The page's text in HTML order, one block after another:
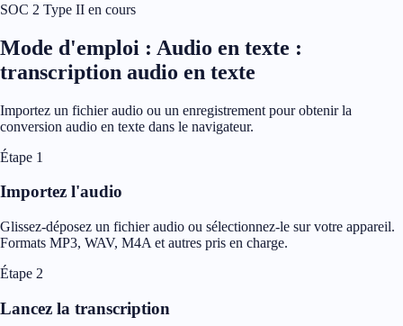
SOC 2 Type II en cours
Mode d'emploi : Audio en texte :
transcription audio en texte
Importez un fichier audio ou un enregistrement pour obtenir la
conversion audio en texte dans le navigateur.
Étape 1
Importez l'audio
Glissez-déposez un fichier audio ou sélectionnez-le sur votre appareil.
Formats MP3, WAV, M4A et autres pris en charge.
Étape 2
Lancez la transcription